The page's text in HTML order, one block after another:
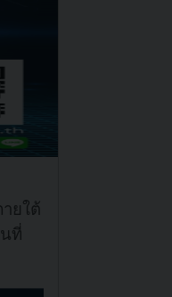
ยใต้
ที่